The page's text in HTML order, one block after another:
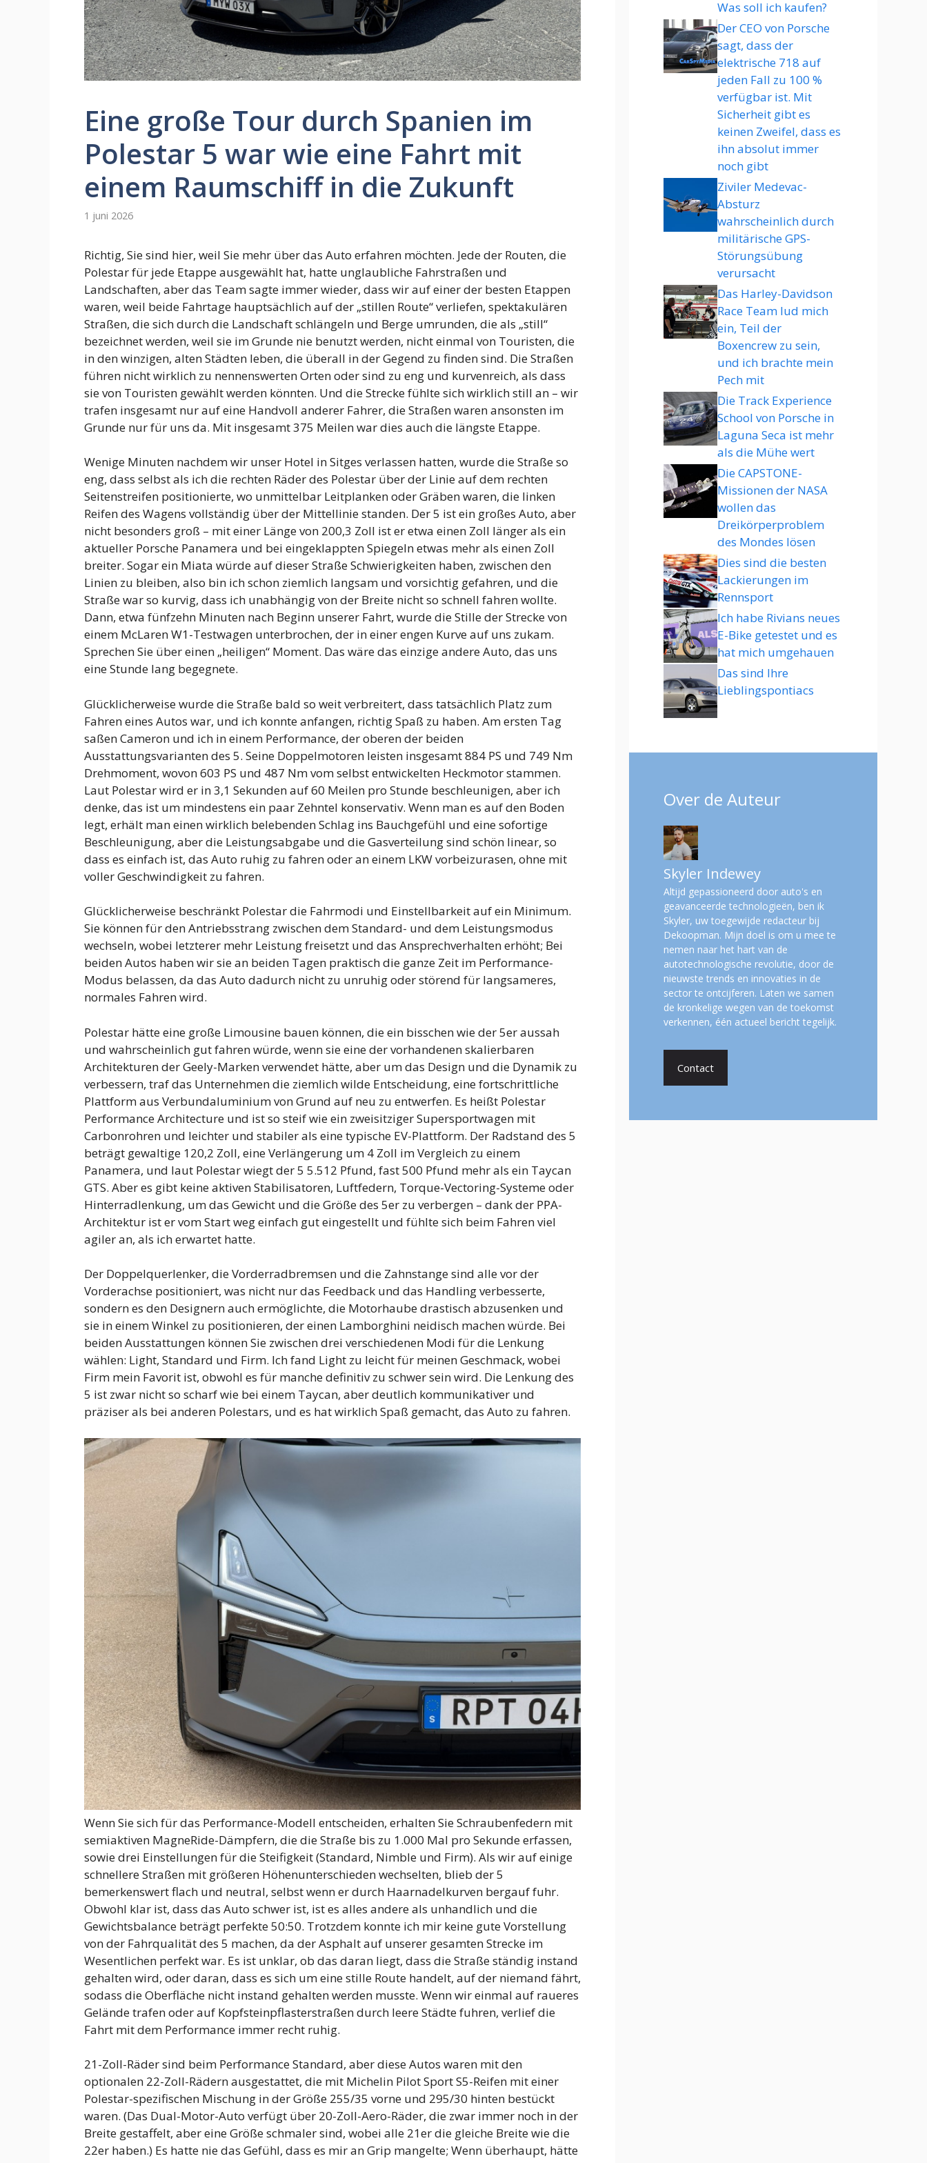
Eine große Tour durch Spanien im
Polestar 5 war wie eine Fahrt mit
einem Raumschiff in die Zukunft
1 juni 2026
Richtig, Sie sind hier, weil Sie mehr über das Auto erfahren möchten. Jede der Routen, die
Polestar für jede Etappe ausgewählt hat, hatte unglaubliche Fahrstraßen und
Landschaften, aber das Team sagte immer wieder, dass wir auf einer der besten Etappen
waren, weil beide Fahrtage hauptsächlich auf der „stillen Route“ verliefen, spektakulären
Straßen, die sich durch die Landschaft schlängeln und Berge umrunden, die als „still“
bezeichnet werden, weil sie im Grunde nie benutzt werden, nicht einmal von Touristen, die
in den winzigen, alten Städten leben, die überall in der Gegend zu finden sind. Die Straßen
führen nicht wirklich zu nennenswerten Orten oder sind zu eng und kurvenreich, als dass
sie von Touristen gewählt werden könnten. Und die Strecke fühlte sich wirklich still an – wir
trafen insgesamt nur auf eine Handvoll anderer Fahrer, die Straßen waren ansonsten im
Grunde nur für uns da. Mit insgesamt 375 Meilen war dies auch die längste Etappe.
Wenige Minuten nachdem wir unser Hotel in Sitges verlassen hatten, wurde die Straße so
eng, dass selbst als ich die rechten Räder des Polestar über der Linie auf dem rechten
Seitenstreifen positionierte, wo unmittelbar Leitplanken oder Gräben waren, die linken
Reifen des Wagens vollständig über der Mittellinie standen. Der 5 ist ein großes Auto, aber
nicht besonders groß – mit einer Länge von 200,3 Zoll ist er etwa einen Zoll länger als ein
aktueller Porsche Panamera und bei eingeklappten Spiegeln etwas mehr als einen Zoll
breiter. Sogar ein Miata würde auf dieser Straße Schwierigkeiten haben, zwischen den
Linien zu bleiben, also bin ich schon ziemlich langsam und vorsichtig gefahren, und die
Straße war so kurvig, dass ich unabhängig von der Breite nicht so schnell fahren wollte.
Dann, etwa fünfzehn Minuten nach Beginn unserer Fahrt, wurde die Stille der Strecke von
einem McLaren W1-Testwagen unterbrochen, der in einer engen Kurve auf uns zukam.
Sprechen Sie über einen „heiligen“ Moment. Das wäre das einzige andere Auto, das uns
eine Stunde lang begegnete.
Glücklicherweise wurde die Straße bald so weit verbreitert, dass tatsächlich Platz zum
Fahren eines Autos war, und ich konnte anfangen, richtig Spaß zu haben. Am ersten Tag
saßen Cameron und ich in einem Performance, der oberen der beiden
Ausstattungsvarianten des 5. Seine Doppelmotoren leisten insgesamt 884 PS und 749 Nm
Drehmoment, wovon 603 PS und 487 Nm vom selbst entwickelten Heckmotor stammen.
Laut Polestar wird er in 3,1 Sekunden auf 60 Meilen pro Stunde beschleunigen, aber ich
denke, das ist um mindestens ein paar Zehntel konservativ. Wenn man es auf den Boden
legt, erhält man einen wirklich belebenden Schlag ins Bauchgefühl und eine sofortige
Beschleunigung, aber die Leistungsabgabe und die Gasverteilung sind schön linear, so
dass es einfach ist, das Auto ruhig zu fahren oder an einem LKW vorbeizurasen, ohne mit
voller Geschwindigkeit zu fahren.
Glücklicherweise beschränkt Polestar die Fahrmodi und Einstellbarkeit auf ein Minimum.
Sie können für den Antriebsstrang zwischen dem Standard- und dem Leistungsmodus
wechseln, wobei letzterer mehr Leistung freisetzt und das Ansprechverhalten erhöht; Bei
beiden Autos haben wir sie an beiden Tagen praktisch die ganze Zeit im Performance-
Modus belassen, da das Auto dadurch nicht zu unruhig oder störend für langsameres,
normales Fahren wird.
Polestar hätte eine große Limousine bauen können, die ein bisschen wie der 5er aussah
und wahrscheinlich gut fahren würde, wenn sie eine der vorhandenen skalierbaren
Architekturen der Geely-Marken verwendet hätte, aber um das Design und die Dynamik zu
verbessern, traf das Unternehmen die ziemlich wilde Entscheidung, eine fortschrittliche
Plattform aus Verbundaluminium von Grund auf neu zu entwerfen. Es heißt Polestar
Performance Architecture und ist so steif wie ein zweisitziger Supersportwagen mit
Carbonrohren und leichter und stabiler als eine typische EV-Plattform. Der Radstand des 5
beträgt gewaltige 120,2 Zoll, eine Verlängerung um 4 Zoll im Vergleich zu einem
Panamera, und laut Polestar wiegt der 5 5.512 Pfund, fast 500 Pfund mehr als ein Taycan
GTS. Aber es gibt keine aktiven Stabilisatoren, Luftfedern, Torque-Vectoring-Systeme oder
Hinterradlenkung, um das Gewicht und die Größe des 5er zu verbergen – dank der PPA-
Architektur ist er vom Start weg einfach gut eingestellt und fühlte sich beim Fahren viel
agiler an, als ich erwartet hatte.
Der Doppelquerlenker, die Vorderradbremsen und die Zahnstange sind alle vor der
Vorderachse positioniert, was nicht nur das Feedback und das Handling verbesserte,
sondern es den Designern auch ermöglichte, die Motorhaube drastisch abzusenken und
sie in einem Winkel zu positionieren, der einen Lamborghini neidisch machen würde. Bei
beiden Ausstattungen können Sie zwischen drei verschiedenen Modi für die Lenkung
wählen: Light, Standard und Firm. Ich fand Light zu leicht für meinen Geschmack, wobei
Firm mein Favorit ist, obwohl es für manche definitiv zu schwer sein wird. Die Lenkung des
5 ist zwar nicht so scharf wie bei einem Taycan, aber deutlich kommunikativer und
präziser als bei anderen Polestars, und es hat wirklich Spaß gemacht, das Auto zu fahren.
Wenn Sie sich für das Performance-Modell entscheiden, erhalten Sie Schraubenfedern mit
semiaktiven MagneRide-Dämpfern, die die Straße bis zu 1.000 Mal pro Sekunde erfassen,
sowie drei Einstellungen für die Steifigkeit (Standard, Nimble und Firm). Als wir auf einige
schnellere Straßen mit größeren Höhenunterschieden wechselten, blieb der 5
bemerkenswert flach und neutral, selbst wenn er durch Haarnadelkurven bergauf fuhr.
Obwohl klar ist, dass das Auto schwer ist, ist es alles andere als unhandlich und die
Gewichtsbalance beträgt perfekte 50:50. Trotzdem konnte ich mir keine gute Vorstellung
von der Fahrqualität des 5 machen, da der Asphalt auf unserer gesamten Strecke im
Wesentlichen perfekt war. Es ist unklar, ob das daran liegt, dass die Straße ständig instand
gehalten wird, oder daran, dass es sich um eine stille Route handelt, auf der niemand fährt,
sodass die Oberfläche nicht instand gehalten werden musste. Wenn wir einmal auf raueres
Gelände trafen oder auf Kopfsteinpflasterstraßen durch leere Städte fuhren, verlief die
Fahrt mit dem Performance immer recht ruhig.
21-Zoll-Räder sind beim Performance Standard, aber diese Autos waren mit den
optionalen 22-Zoll-Rädern ausgestattet, die mit Michelin Pilot Sport S5-Reifen mit einer
Polestar-spezifischen Mischung in der Größe 255/35 vorne und 295/30 hinten bestückt
waren. (Das Dual-Motor-Auto verfügt über 20-Zoll-Aero-Räder, die zwar immer noch in der
Breite gestaffelt, aber eine Größe schmaler sind, wobei alle 21er die gleiche Breite wie die
22er haben.) Es hatte nie das Gefühl, dass es mir an Grip mangelte; Wenn überhaupt, hätte
Was soll ich kaufen?
Der CEO von Porsche
sagt, dass der
elektrische 718 auf
jeden Fall zu 100 %
verfügbar ist. Mit
Sicherheit gibt es
keinen Zweifel, dass es
ihn absolut immer
noch gibt
Ziviler Medevac-
Absturz
wahrscheinlich durch
militärische GPS-
Störungsübung
verursacht
Das Harley-Davidson
Race Team lud mich
ein, Teil der
Boxencrew zu sein,
und ich brachte mein
Pech mit
Die Track Experience
School von Porsche in
Laguna Seca ist mehr
als die Mühe wert
Die CAPSTONE-
Missionen der NASA
wollen das
Dreikörperproblem
des Mondes lösen
Dies sind die besten
Lackierungen im
Rennsport
Ich habe Rivians neues
E-Bike getestet und es
hat mich umgehauen
Das sind Ihre
Lieblingspontiacs
Over de Auteur
Skyler Indewey
Altijd gepassioneerd door auto's en
geavanceerde technologieën, ben ik
Skyler, uw toegewijde redacteur bij
Dekoopman. Mijn doel is om u mee te
nemen naar het hart van de
autotechnologische revolutie, door de
nieuwste trends en innovaties in de
sector te ontcijferen. Laten we samen
de kronkelige wegen van de toekomst
verkennen, één actueel bericht tegelijk.
Contact